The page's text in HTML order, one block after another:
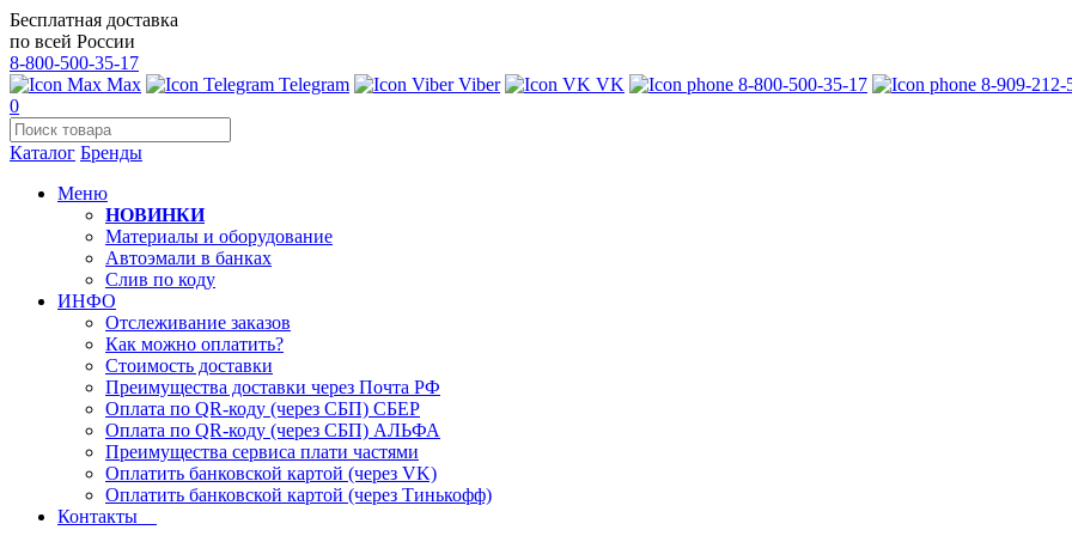
Бесплатная доставка
по всей России
8-800-500-35-17
Max
Telegram Viber VK 8-800-500-35-17
8-909-212-
0
Каталог Бренды
Меню
НОВИНКИ
Материалы и оборудование
Автоэмали в банках
Слив по коду
ИНФО
Отслеживание заказов
Как можно оплатить?
Стоимость доставки
Преимущества доставки через Почта РФ
Оплата по QR-коду (через СБП) СБЕР
Оплата по QR-коду (через СБП) АЛЬФА
Преимущества сервиса плати частями
Оплатить банковской картой (через VK)
Оплатить банковской картой (через Тинькофф)
Контакты